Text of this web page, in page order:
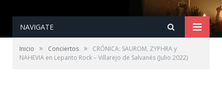
NAVIGATE
Inicio » Conciertos »
CRÓNICA: SAUROM, ZYPHRA y
NAHEVIA en Lepanto Rock – Villarejo de Salvanés (Julio 2022)